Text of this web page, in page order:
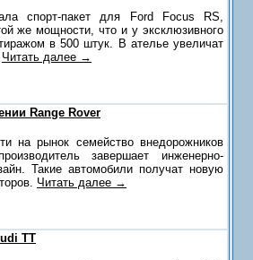
спорт-пакет для Ford Focus RS,
же мощности, что и у эксклюзивного
в 500 штук. В ателье увеличат
Читать далее →
Range Rover
на рынок семейство внедорожников
завершает инженерно-
Такие автомобили получат новую
Читать далее →
TT